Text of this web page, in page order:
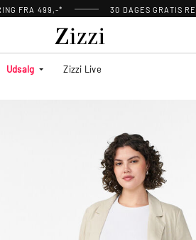
FRA 499,-* 30 DAGES GRATIS
Udsalg Zizzi Live